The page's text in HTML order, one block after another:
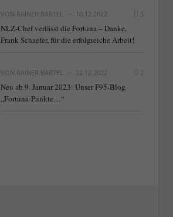
VON RAINER BARTEL 10.12.2022 5
NLZ-Chef verlässt die Fortuna – Danke,
Frank Schaefer, für die erfolgreiche Arbeit!
VON RAINER BARTEL 22.12.2022 2
Neu ab 9. Januar 2023: Unser F95-Blog
„Fortuna-Punkte…“